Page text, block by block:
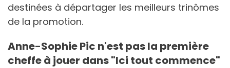
destinées à départager les meilleurs trinômes
de la promotion.
Anne-Sophie Pic n'est pas la première
cheffe à jouer dans "Ici tout commence"